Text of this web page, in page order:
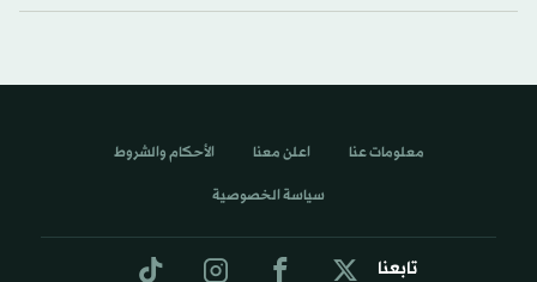
تابعنا
معلومات عنا اعلن معنا الأحكام والشروط
سياسة الخصوصية